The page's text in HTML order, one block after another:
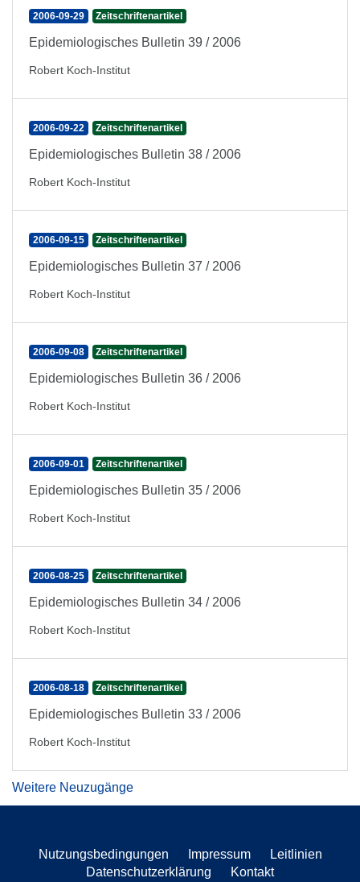
2006-09-29 Zeitschriftenartikel
Epidemiologisches Bulletin 39 / 2006
Robert Koch-Institut
2006-09-22 Zeitschriftenartikel
Epidemiologisches Bulletin 38 / 2006
Robert Koch-Institut
2006-09-15 Zeitschriftenartikel
Epidemiologisches Bulletin 37 / 2006
Robert Koch-Institut
2006-09-08 Zeitschriftenartikel
Epidemiologisches Bulletin 36 / 2006
Robert Koch-Institut
2006-09-01 Zeitschriftenartikel
Epidemiologisches Bulletin 35 / 2006
Robert Koch-Institut
2006-08-25 Zeitschriftenartikel
Epidemiologisches Bulletin 34 / 2006
Robert Koch-Institut
2006-08-18 Zeitschriftenartikel
Epidemiologisches Bulletin 33 / 2006
Robert Koch-Institut
Weitere Neuzugänge
Nutzungsbedingungen Impressum
Leitlinien
Datenschutzerklärung
Kontakt